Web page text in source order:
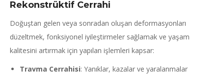
Rekonstrüktif Cerrahi
Doğuştan gelen veya sonradan oluşan deformasyonları
düzeltmek, fonksiyonel iyileştirmeler sağlamak ve yaşam
kalitesini artırmak için yapılan işlemleri kapsar:
Travma Cerrahisi: Yanıklar, kazalar ve yaralanmalar